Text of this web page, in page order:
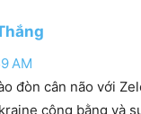
AM
đòn cân não với
công bằng và